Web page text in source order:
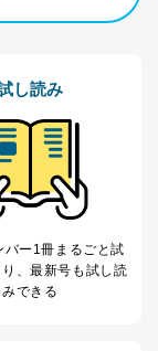
クセス・利
レクター 前
は次のとお
し読み
バー1冊まるごと試
り、最新号も試し読
みできる